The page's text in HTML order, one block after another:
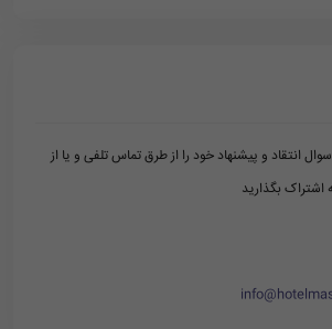
انتقاد و پیشنهاد خود را از طرق تماس تلفی و یا از
اشتراک بگذارید